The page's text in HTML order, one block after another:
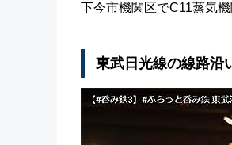
下今市機関区でC11蒸気
東武日光線の線路沿